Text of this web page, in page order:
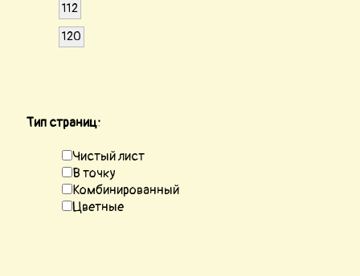
112
120
Тип страниц:
Чистый лист
В точку
Комбинированный
Цветные